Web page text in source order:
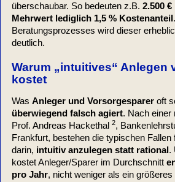
überschaubar. So bedeuten z.B. 2.500
Mehrwert lediglich 1,5 % Kostenanteil
Beratungsprozesses wird dieser
deutlich.
Warum „intuitives“ Anlegen
kostet
Was Anleger und Vorsorgespareroft
überwiegend falsch agiert. Nach einer
Prof. Andreas Hackethal 2,
Frankfurt, bestehen die typischen Fallen
darin, intuitiv anzulegen statt rational .
kostet Anleger/Sparer im Durchschnitt
pro Jahr, nicht weniger als ein